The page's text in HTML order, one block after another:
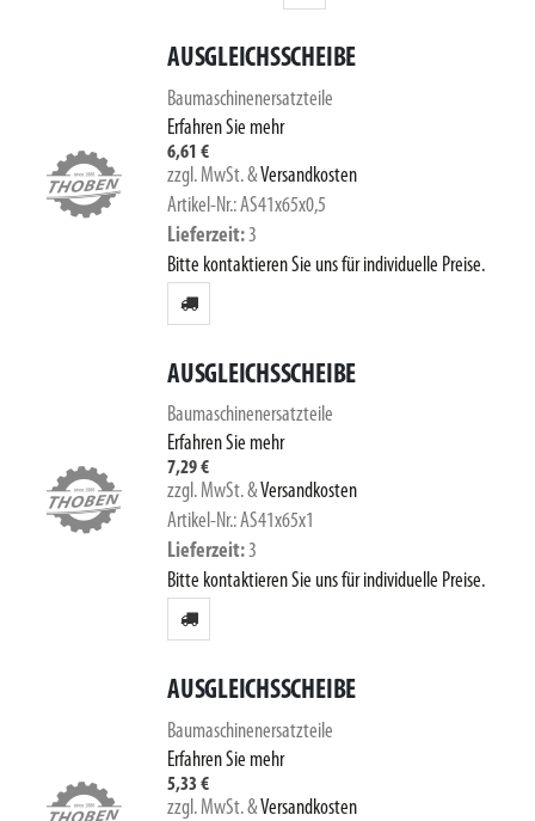
AUSGLEICHSSCHEIBE
Baumaschinenersatzteile
Erfahren Sie mehr
6,61 €
zzgl. MwSt.&Versandkosten
Artikel-Nr.: AS41x65x0,5
Lieferzeit 3
Bitte kontaktieren Sie uns für individuelle Preise.
AUSGLEICHSSCHEIBE
Baumaschinenersatzteile
Erfahren Sie mehr
7,29 €
zzgl. MwSt.&Versandkosten
Artikel-Nr.: AS41x65x1
Lieferzeit 3
Bitte kontaktieren Sie uns für individuelle Preise.
AUSGLEICHSSCHEIBE
Baumaschinenersatzteile
Erfahren Sie mehr
5,33 €
zzgl. MwSt.&Versandkosten